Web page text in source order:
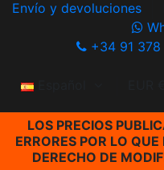
Envío y devoluciones
+34 91 378
Español
LOS PRECIOS
ERRORES POR LO
DERECHO DE